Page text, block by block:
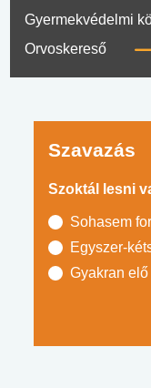
Gyermekvédelmi
Orvoskereső
Szavazás
Szoktál lesni
Sohasem
Egyszer-
Gyakran